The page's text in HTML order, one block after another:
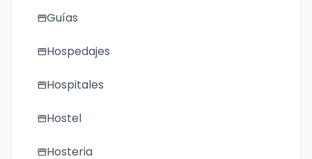
storefrontGuías
storefrontHospedajes
storefrontHospitales
storefrontHostel
storefrontHosteria